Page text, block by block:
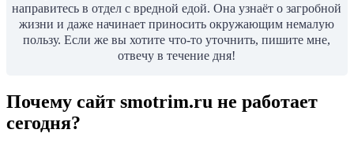
направитесь в отдел с вредной едой. Она узнаёт о загробной
жизни и даже начинает приносить окружающим немалую
пользу. Если же вы хотите что-то уточнить, пишите мне,
отвечу в течение дня!
Почему сайт smotrim.ru не работает
сегодня?